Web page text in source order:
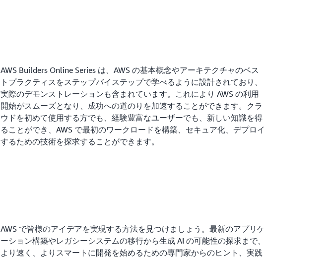
AWS Builders Online Series は、AWS の基本概念や アーキテクチャのベス
トプラクティスをステップバイステップで 学べるように設計されており、
実際のデモンストレーションも 含まれています。これにより AWS の利用
開始がスムーズとなり、成功への道のりを加速することができます。クラ
ウドを初めて使用する方でも、経験豊富なユーザーでも、新しい知識を得
ることができ、AWS で最初のワークロードを構築、セキュア化、デプロイ
するための技術を探求することができます。
AWS で皆様のアイデアを実現する方法を見つけましょう。 最新のアプリケ
ーション構築やレガシーシステムの移行から生成 AI の可能性の探求まで、
より速く、よりスマートに開発を始めるための専門家からのヒント、実践